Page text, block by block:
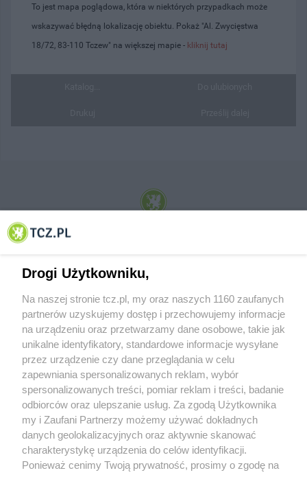
To jest mapa poglądowa, która w niektórych przypadkach może
wskazywać błędną lokalizację obiektu. Pokaż "Al. Zwycięstwa
18/72, 83-110 Tczew" na większej mapie - kliknij tutaj
© 2001-2026 Tczew - TCZ.PL Sp. z o.o. Internetowy Serwis Informacyjny Miasta
O FIRMIE POLITYKA PRYWATNOŚCI HOSTING
REKLAMA WSPÓŁPRACA RSS FACEBOOK KONTAKT
Nasze serwisy
Aktualności
Tcz24
Muzyka i kultura
Archiwum wydarzeń
Drogi Użytkowniku,
Na naszej stronie tcz.pl, my oraz naszych 1160 zaufanych
partnerów uzyskujemy dostęp i przechowujemy informacje
na urządzeniu oraz przetwarzamy dane osobowe, takie jak
unikalne identyfikatory, standardowe informacje wysyłane
przez urządzenie czy dane przeglądania w celu
zapewniania spersonalizowanych reklam, wybór
spersonalizowanych treści, pomiar reklam i treści, badanie
odbiorców oraz ulepszanie usług. Za zgodą Użytkownika
my i Zaufani Partnerzy możemy używać dokładnych
danych geolokalizacyjnych oraz aktywnie skanować
charakterystykę urządzenia do celów identyfikacji.
Ponieważ cenimy Twoją prywatność, prosimy o zgodę na